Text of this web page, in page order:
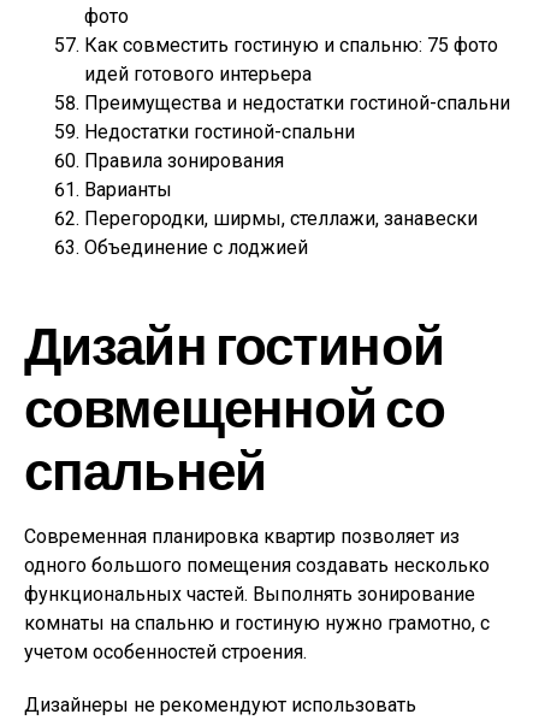
фото
Как совместить гостиную и спальню: 75 фото
идей готового интерьера
Преимущества и недостатки гостиной-спальни
Недостатки гостиной-спальни
Правила зонирования
Варианты
Перегородки, ширмы, стеллажи, занавески
Объединение с лоджией
Дизайн гостиной
совмещенной со
спальней
Современная планировка квартир позволяет из
одного большого помещения создавать несколько
функциональных частей. Выполнять зонирование
комнаты на спальню и гостиную нужно грамотно, с
учетом особенностей строения.
Дизайнеры не рекомендуют использовать